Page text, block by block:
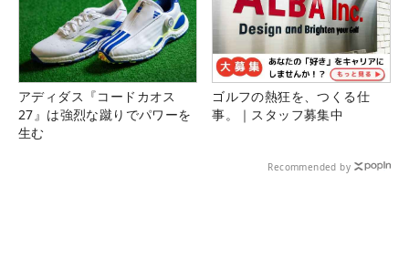
アディダス『コードカオス
27』は強烈な蹴りでパワーを
生む
ゴルフの熱狂を、つくる仕
事。｜スタッフ募集中
Recommended by